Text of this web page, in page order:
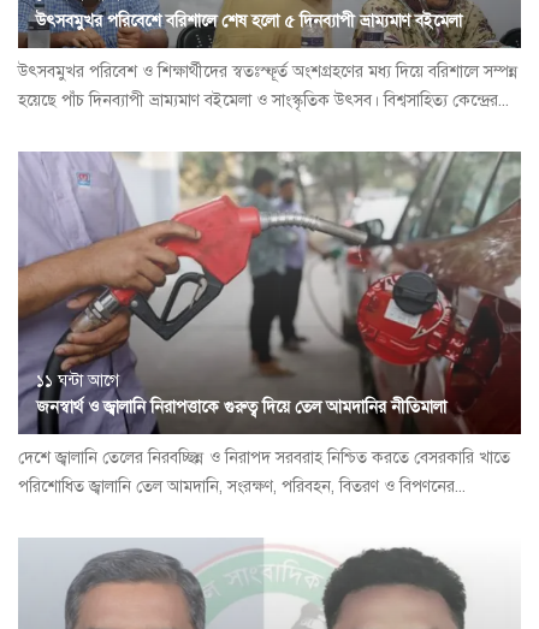
উৎসবমুখর পরিবেশে বরিশালে শেষ হলো ৫ দিনব্যাপী ভ্রাম্যমাণ বইমেলা
উৎসবমুখর পরিবেশ ও শিক্ষার্থীদের স্বতঃস্ফূর্ত অংশগ্রহণের মধ্য দিয়ে বরিশালে সম্পন্ন
হয়েছে পাঁচ দিনব্যাপী ভ্রাম্যমাণ বইমেলা ও সাংস্কৃতিক উৎসব। বিশ্বসাহিত্য কেন্দ্রের...
১১ ঘন্টা আগে
জনস্বার্থ ও জ্বালানি নিরাপত্তাকে গুরুত্ব দিয়ে তেল আমদানির নীতিমালা
দেশে জ্বালানি তেলের নিরবচ্ছিন্ন ও নিরাপদ সরবরাহ নিশ্চিত করতে বেসরকারি খাতে
পরিশোধিত জ্বালানি তেল আমদানি, সংরক্ষণ, পরিবহন, বিতরণ ও বিপণনের...